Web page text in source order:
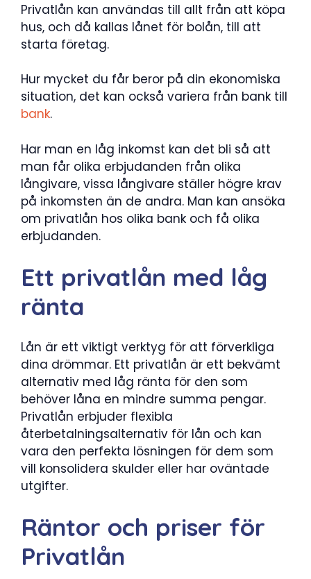
Privatlån kan användas till allt från att köpa
hus, och då kallas lånet för bolån, till att
starta företag.
Hur mycket du får beror på din ekonomiska
situation, det kan också variera från bank till
bank.
Har man en låg inkomst kan det bli så att
man får olika erbjudanden från olika
långivare, vissa långivare ställer högre krav
på inkomsten än de andra. Man kan ansöka
om privatlån hos olika bank och få olika
erbjudanden.
Ett privatlån med låg
ränta
Lån är ett viktigt verktyg för att förverkliga
dina drömmar. Ett privatlån är ett bekvämt
alternativ med låg ränta för den som
behöver låna en mindre summa pengar.
Privatlån erbjuder flexibla
återbetalningsalternativ för lån och kan
vara den perfekta lösningen för dem som
vill konsolidera skulder eller har oväntade
utgifter.
Räntor och priser för
Privatlån